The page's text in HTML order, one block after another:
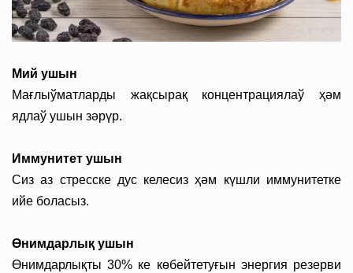
Мий ушын
Мағлыўматларды жақсырақ концентрациялаў ҳәм
ядлаў ушын зәрүр.
Иммунитет ушын
Сиз аз стресске дус келесиз ҳәм күшли иммунитетке
ийе боласыз.
Өнимдарлық ушын
Өнимдарлықты 30% ке көбейтетуғын энергия резерви